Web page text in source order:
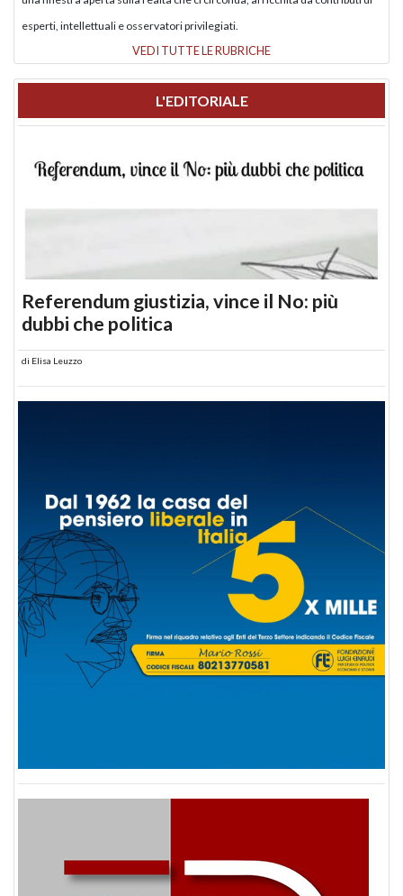
esperti, intellettuali e osservatori privilegiati.
VEDI TUTTE LE RUBRICHE
L'EDITORIALE
Referendum giustizia, vince il No: più
dubbi che politica
di Elisa Leuzzo